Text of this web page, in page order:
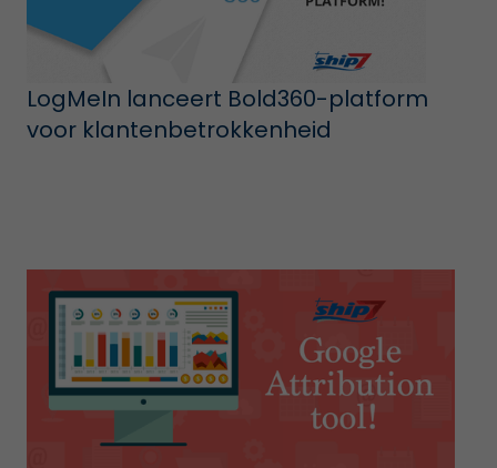
LogMeIn lanceert Bold360-platform
voor klantenbetrokkenheid